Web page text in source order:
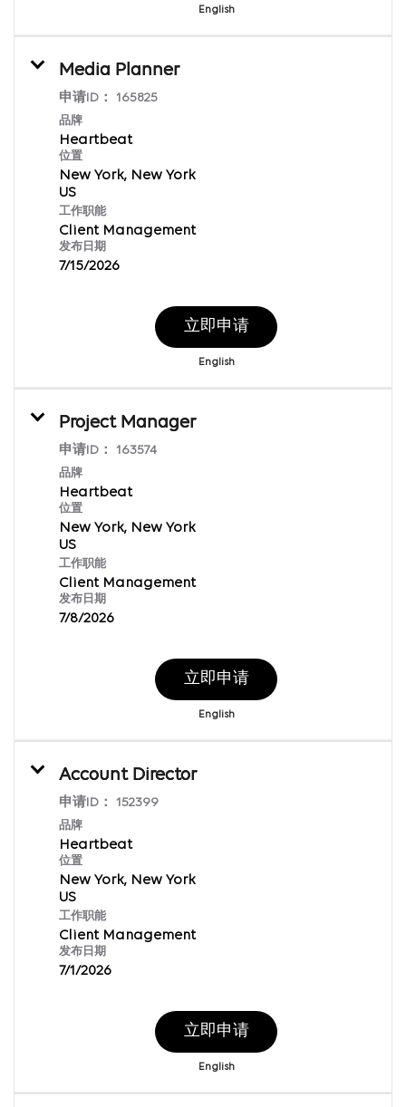
English
Media Planner
申请ID： 165825
品牌
Heartbeat
位置
New York, New York
工作职能
Client Management
发布日期
7/15/2026
立即申请
English
Project Manager
申请ID： 163574
品牌
Heartbeat
位置
New York, New York
工作职能
Client Management
发布日期
7/8/2026
立即申请
English
Account Director
申请ID： 152399
品牌
Heartbeat
位置
New York, New York
工作职能
Client Management
发布日期
7/1/2026
立即申请
English